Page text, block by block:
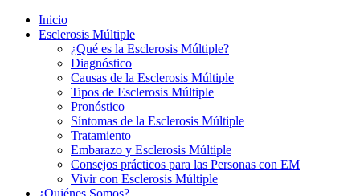
Inicio
Esclerosis Múltiple
¿Qué es la Esclerosis Múltiple?
Diagnóstico
Causas de la Esclerosis Múltiple
Tipos de Esclerosis Múltiple
Pronóstico
Síntomas de la Esclerosis Múltiple
Tratamiento
Embarazo y Esclerosis Múltiple
Consejos prácticos para las Personas con EM
Vivir con Esclerosis Múltiple
¿Quiénes Somos?